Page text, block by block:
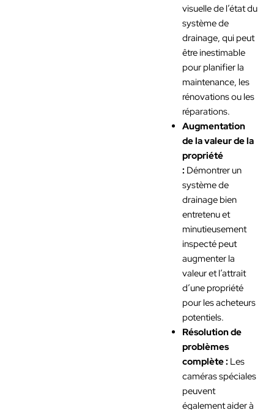
visuelle de l’état du
système de
drainage, qui peut
être inestimable
pour planifier la
maintenance, les
rénovations ou les
réparations.
Augmentation
de la valeur de la
propriété
: Démontrer un
système de
drainage bien
entretenu et
minutieusement
inspecté peut
augmenter la
valeur et l’attrait
d’une propriété
pour les acheteurs
potentiels.
Résolution de
problèmes
complète : Les
caméras spéciales
peuvent
également aider à